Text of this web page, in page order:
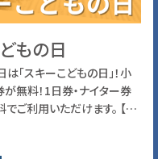
もの日
「スキーこどもの日」！小
無料！1日券・ナイター券
でご利用いただけます。 【…